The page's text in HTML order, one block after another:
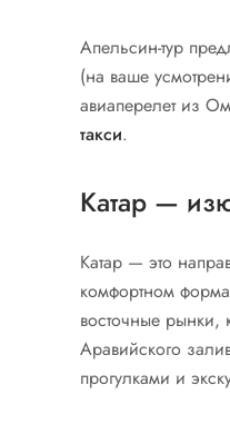
Апельсин-тур
(на ваше
авиаперелет из
такси.
Катар —
Катар — это
комфортном
восточные рынки,
Аравийского
прогулками и